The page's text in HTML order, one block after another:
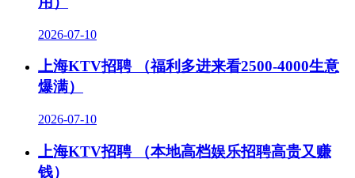
2026-07-10
上海KTV招聘 （福利多进来看2500-4000生意
爆满）
2026-07-10
上海KTV招聘 （本地高档娱乐招聘高贵又赚
钱）